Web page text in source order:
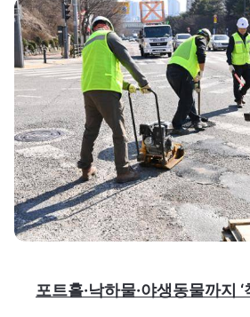
포트홀·낙하물·야생동물까지